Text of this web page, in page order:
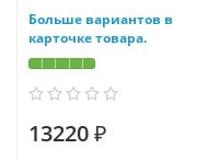
Больше вариантов в
карточке товара.
13220 ₽